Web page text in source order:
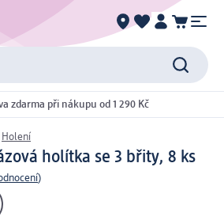
zdarma při nákupu od 1 290 Kč
Holení
holítka se 3 břity, 8 ks
)